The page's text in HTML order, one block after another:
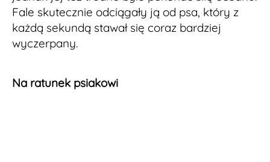
Fale skutecznie odciągały ją od psa, który z
każdą sekundą stawał się coraz bardziej
wyczerpany.
Na ratunek psiakowi